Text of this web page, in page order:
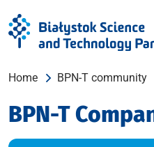
Home BPN-T community
BPN-T